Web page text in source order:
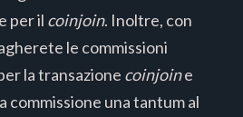
per il coinjoin. Inoltre, con
le commissioni
la transazione coinjoine
commissione una tantum al